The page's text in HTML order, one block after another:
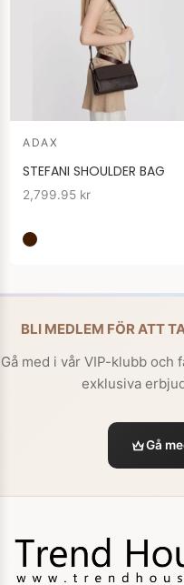
ADAX
STEFANI SHOULDER BAG
2,799.95 kr
BLI MEDLEM FÖR ATT
Gå med i vår VIP-klubb och
exklusiva
Gå